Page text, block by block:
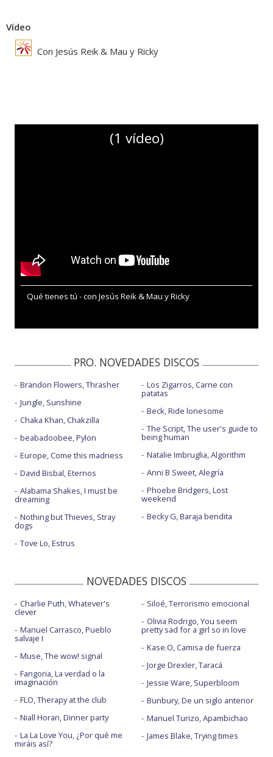
Vídeo
Con Jesús Reik & Mau y Ricky
(1 vídeo)
Qué tienes tú - con Jesús Reik & Mau y Ricky
PRO. NOVEDADES DISCOS
Brandon Flowers, Thrasher
Jungle, Sunshine
Chaka Khan, Chakzilla
beabadoobee, Pylon
Europe, Come this madness
David Bisbal, Eternos
Alabama Shakes, I must be
dreaming
Nothing but Thieves, Stray
dogs
Tove Lo, Estrus
Los Zigarros, Carne con
patatas
Beck, Ride lonesome
The Script, The user's guide to
being human
Natalie Imbruglia, Algorithm
Anni B Sweet, Alegría
Phoebe Bridgers, Lost
weekend
Becky G, Baraja bendita
NOVEDADES DISCOS
Charlie Puth, Whatever's
clever
Manuel Carrasco, Pueblo
salvaje I
Muse, The wow! signal
Fangoria, La verdad o la
imaginación
FLO, Therapy at the club
Niall Horan, Dinner party
La La Love You, ¿Por qué me
miráis así?
Siloé, Terrorismo emocional
Olivia Rodrigo, You seem
pretty sad for a girl so in love
Kase.O, Camisa de fuerza
Jorge Drexler, Taracá
Jessie Ware, Superbloom
Bunbury, De un siglo anterior
Manuel Turizo, Apambichao
James Blake, Trying times